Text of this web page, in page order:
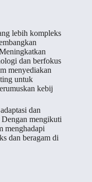
lebih kompleks
dan berfokus
menyediakan
untuk
kebij
dan
mengikuti
menghadapi
dan beragam di